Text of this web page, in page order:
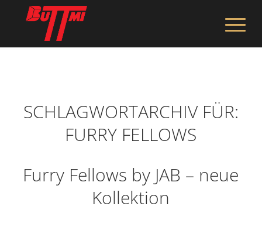
SCHLAGWORTARCHIV FÜR:
FURRY FELLOWS
Furry Fellows by JAB – neue
Kollektion